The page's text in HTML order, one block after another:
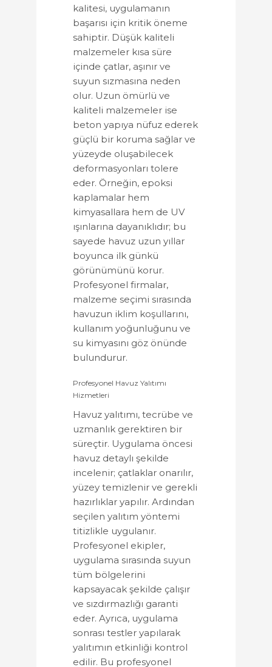
kalitesi, uygulamanın
başarısı için kritik öneme
sahiptir. Düşük kaliteli
malzemeler kısa süre
içinde çatlar, aşınır ve
suyun sızmasına neden
olur. Uzun ömürlü ve
kaliteli malzemeler ise
beton yapıya nüfuz ederek
güçlü bir koruma sağlar ve
yüzeyde oluşabilecek
deformasyonları tolere
eder. Örneğin, epoksi
kaplamalar hem
kimyasallara hem de UV
ışınlarına dayanıklıdır; bu
sayede havuz uzun yıllar
boyunca ilk günkü
görünümünü korur.
Profesyonel firmalar,
malzeme seçimi sırasında
havuzun iklim koşullarını,
kullanım yoğunluğunu ve
su kimyasını göz önünde
bulundurur.
Profesyonel Havuz Yalıtımı
Hizmetleri
Havuz yalıtımı, tecrübe ve
uzmanlık gerektiren bir
süreçtir. Uygulama öncesi
havuz detaylı şekilde
incelenir; çatlaklar onarılır,
yüzey temizlenir ve gerekli
hazırlıklar yapılır. Ardından
seçilen yalıtım yöntemi
titizlikle uygulanır.
Profesyonel ekipler,
uygulama sırasında suyun
tüm bölgelerini
kapsayacak şekilde çalışır
ve sızdırmazlığı garanti
eder. Ayrıca, uygulama
sonrası testler yapılarak
yalıtımın etkinliği kontrol
edilir. Bu profesyonel